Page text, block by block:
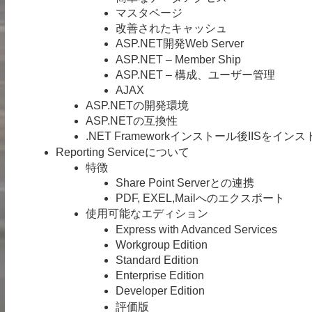
マスタページ
改善されたキャッシュ
ASP.NET開発Web Server
ASP.NET – Member Ship
ASP.NET – 構成、ユーザー管理
AJAX
ASP.NETの開発環境
ASP.NETの互換性
.NET Frameworkインストール後IISをインス
Reporting Serviceについて
特徴
Share Point Serverとの連携
PDF, EXEL,Mailへのエクスポート
使用可能なエディション
Express with Advanced Services
Workgroup Edition
Standard Edition
Enterprise Edition
Developer Edition
評価版